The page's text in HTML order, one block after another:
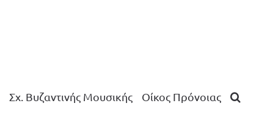
Σχ. Βυζαντινής Μουσικής Οίκος Πρόνοιας